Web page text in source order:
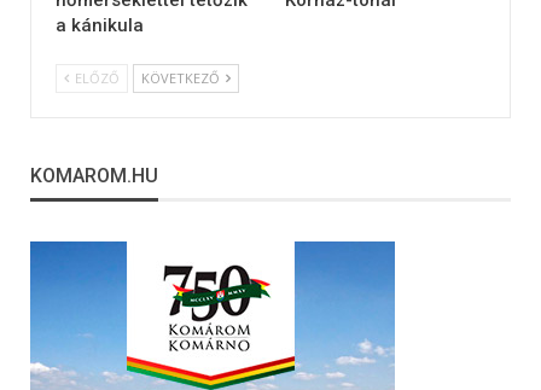
a kánikula
ELŐZŐ KÖVETKEZŐ
KOMAROM.HU